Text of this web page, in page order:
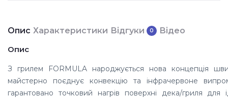
Опис Характеристики Відгуки 0
Відео
Опис
З грилем FORMULA народжується нова концепція
майстерно поєднує конвекцію та інфрачервоне
гарантовано точковий нагрів поверхні дека/гриля для